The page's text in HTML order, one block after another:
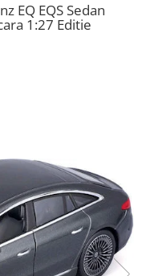
EQ EQS Sedan
1:27 Editie